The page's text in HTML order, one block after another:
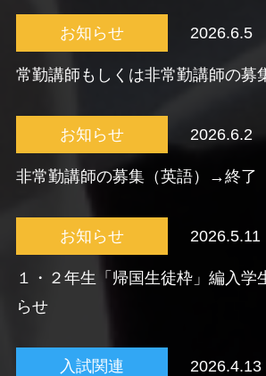
お知らせ 2026.6.5
常勤講師もしくは非常勤講師の募
お知らせ 2026.6.2
非常勤講師の募集（英語）→終了
お知らせ 2026.5.11
１・２年生「帰国生徒枠」編入学
らせ
入試関連 2026.4.13